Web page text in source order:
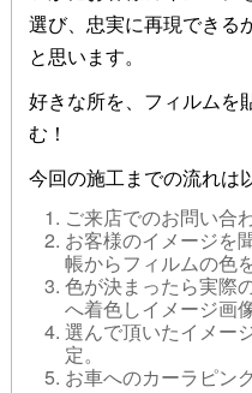
選び、忠実に再現できる
と思います。
好きな所を、フィルムを
む！
今回の施工までの流れは
ご来店でのお問い合
お客様のイメージを
帳からフィルムの色
色が決まったら実際
へ着色しイメージ画
選んで頂いたイメー
定。
お車へのカーラピン